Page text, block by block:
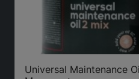
Universal Maintenance